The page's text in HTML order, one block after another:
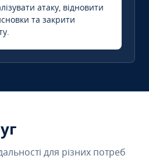
атаку, відновити
та закрити
для різних потреб